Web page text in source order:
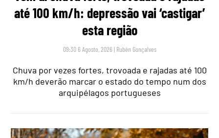
até 100 km/h: depressão vai ‘castigar’
esta região
09:30 6 Agosto, 2026 | Rubén Gonçalves
Chuva por vezes fortes, trovoada e rajadas até 100
km/h deverão marcar o estado do tempo num dos
arquipélagos portugueses